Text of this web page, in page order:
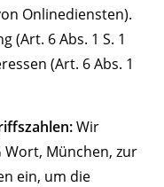
Onlinediensten).
(Art. 6 Abs. 1 S. 1
(Art. 6 Abs. 1
Wir
Wort, München, zur
ein, um die